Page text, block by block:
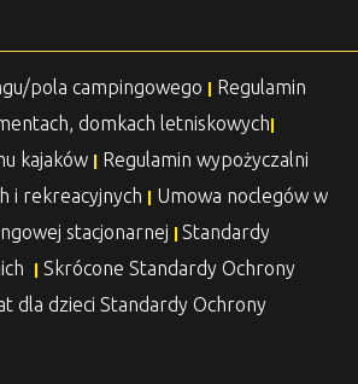
pola campingowego
Regulamin
domkach letniskowych
kajaków
Regulamin wypożyczalni
i rekreacyjnych
Umowa noclegów w
stacjonarnej
Standardy
Skrócone Standardy Ochrony
dla dzieci Standardy Ochrony